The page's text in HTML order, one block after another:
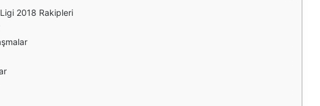
2018 Rakipleri